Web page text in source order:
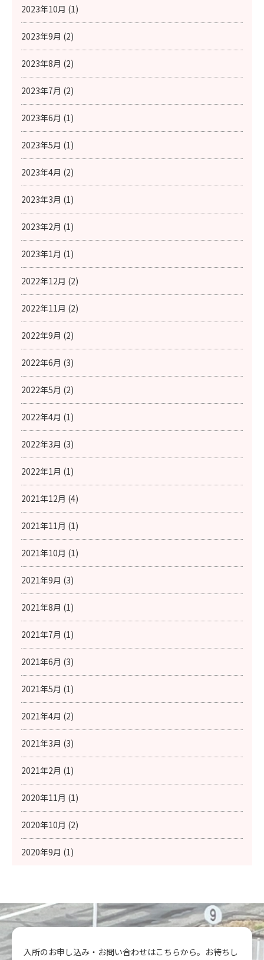
2023年10月 (1)
2023年9月 (2)
2023年8月 (2)
2023年7月 (2)
2023年6月 (1)
2023年5月 (1)
2023年4月 (2)
2023年3月 (1)
2023年2月 (1)
2023年1月 (1)
2022年12月 (2)
2022年11月 (2)
2022年9月 (2)
2022年6月 (3)
2022年5月 (2)
2022年4月 (1)
2022年3月 (3)
2022年1月 (1)
2021年12月 (4)
2021年11月 (1)
2021年10月 (1)
2021年9月 (3)
2021年8月 (1)
2021年7月 (1)
2021年6月 (3)
2021年5月 (1)
2021年4月 (2)
2021年3月 (3)
2021年2月 (1)
2020年11月 (1)
2020年10月 (2)
2020年9月 (1)
入所のお申し込み・お問い合わせはこちらから。お待ちし